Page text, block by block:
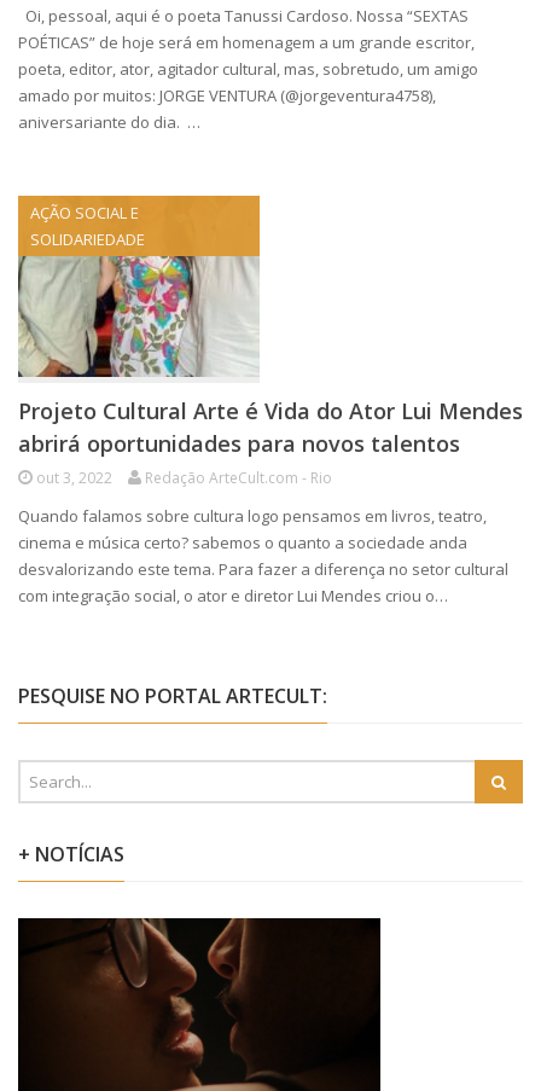
Oi, pessoal, aqui é o poeta Tanussi Cardoso. Nossa “SEXTAS
POÉTICAS” de hoje será em homenagem a um grande escritor,
poeta, editor, ator, agitador cultural, mas, sobretudo, um amigo
amado por muitos: JORGE VENTURA (@jorgeventura4758),
aniversariante do dia. …
AÇÃO SOCIAL E
SOLIDARIEDADE
Projeto Cultural Arte é Vida do Ator Lui Mendes
abrirá oportunidades para novos talentos
out 3, 2022 Redação ArteCult.com - Rio
Quando falamos sobre cultura logo pensamos em livros, teatro,
cinema e música certo? sabemos o quanto a sociedade anda
desvalorizando este tema. Para fazer a diferença no setor cultural
com integração social, o ator e diretor Lui Mendes criou o…
PESQUISE NO PORTAL ARTECULT:
+ NOTÍCIAS